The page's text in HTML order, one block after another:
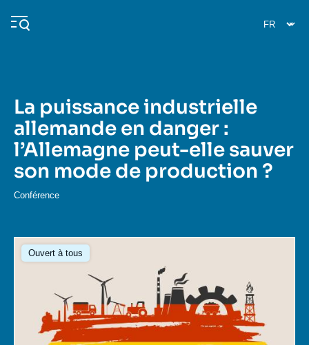
au
contenu
Navigation
principale
L'Ifri
Analyses
Événements
Se connecter
L'Ifri en bref
La puissance industrielle
allemande en danger :
l’Allemagne peut-elle sauver
son mode de production ?
Conférence
Ouvert à tous
Image